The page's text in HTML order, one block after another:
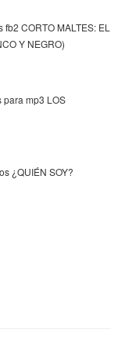
CORTO MALTES: EL
Y NEGRO)
mp3 LOS
¿QUIÉN SOY?